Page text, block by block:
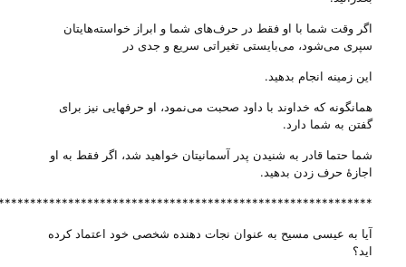
اگر وقت شما با او فقط در حرف‌های شما و ابراز خواسته‌هایتان
سپری می‌‌شود، می‌‌بایستی تغیراتی سریع و جدی در
این زمینه انجام بدهید.
همانگونه که خداوند با داود صحبت می‌‌نمود، او حرفهایی نیز برای
گفتن به شما دارد.
شما حتما قادر به شنیدن پدر آسمانیتان خواهید شد، اگر فقط به او
اجازهٔ حرف زدن بدهید.
آیا به عیسی مسیح به عنوان نجات دهنده شخصی خود اعتماد کرده
اید؟